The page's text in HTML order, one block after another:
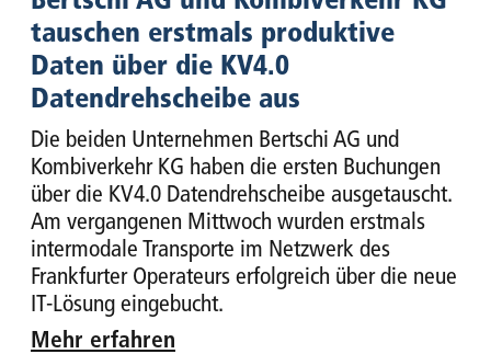
tauschen erstmals produktive
Daten über die KV4.0
Datendrehscheibe aus
Die beiden Unternehmen Bertschi AG und
Kombiverkehr KG haben die ersten Buchungen
über die KV4.0 Datendrehscheibe ausgetauscht.
Am vergangenen Mittwoch wurden erstmals
intermodale Transporte im Netzwerk des
Frankfurter Operateurs erfolgreich über die neue
IT-Lösung eingebucht.
Mehr erfahren